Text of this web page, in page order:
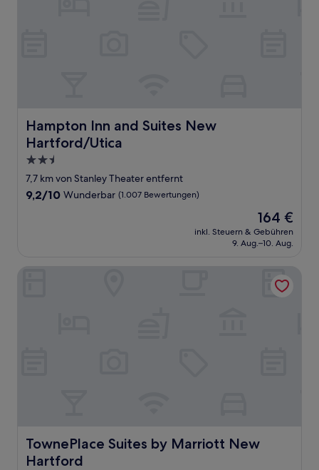
Hampton Inn and Suites New
Hartford/Utica
Hampton Inn and Suites New Hartford/Utica
2.5-
Sterne-
Unterkunft
7,7 km von Stanley Theater entfernt
9.2
9,2/10 Wunderbar (1.007 Bewertungen)
Der
Preis
beträgt
164 €
inkl. Steuern & Gebühren
9. Aug.–10. Aug.
TownePlace Suites by Marriott New
Hartford
TownePlace Suites by Marriott New Hartford